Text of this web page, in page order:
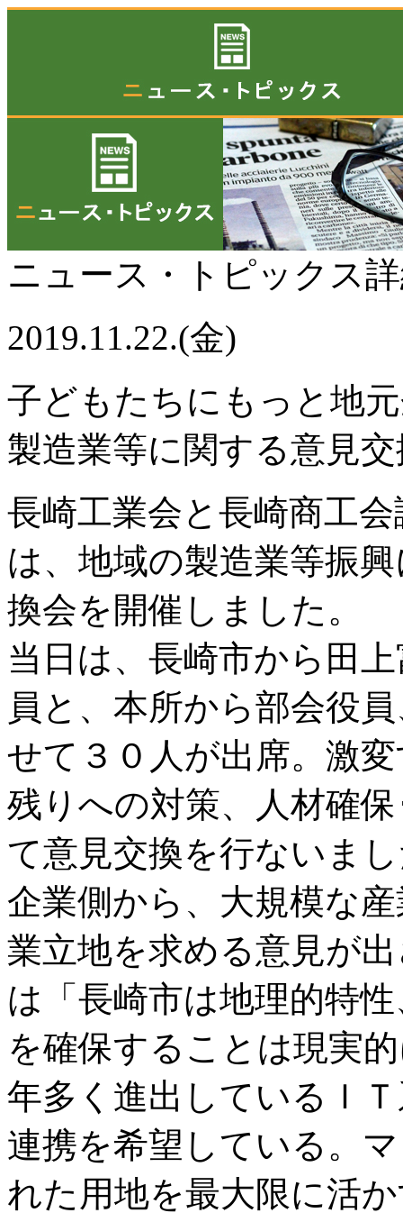
ニュース・トピックス
2019.11.22.(金)
子どもたちにもっと地
製造業等に関する意見
長崎工業会と長崎商工
は、地域の製造業等振
換会を開催しました。
当日は、長崎市から田
員と、本所から部会役
せて３０人が出席。激
残りへの対策、人材確
て意見交換を行ないま
企業側から、大規模な
業立地を求める意見が
は「長崎市は地理的特
を確保することは現実
年多く進出しているＩ
連携を希望している。
れた用地を最大限に活